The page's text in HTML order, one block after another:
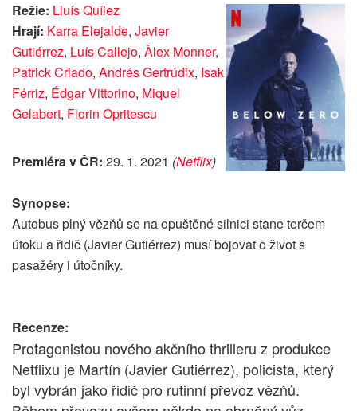
Režie: Lluís Quílez
Hrají: Karra Elejalde, Javier
Gutiérrez, Luís Callejo, Àlex Monner,
Patrick Criado, Andrés Gertrúdix, Isak
Férriz, Édgar Vittorino, Miquel
Gelabert, Florin Opritescu
Premiéra v ČR: 29. 1. 2021 (Netflix)
Synopse:
Autobus plný vězňů se na opuštěné silnici stane terčem
útoku a řidič (Javier Gutiérrez) musí bojovat o život s
pasažéry i útočníky.
Recenze:
Protagonistou nového akčního thrilleru z produkce
Netflixu je Martín (Javier Gutiérrez), policista, který
byl vybrán jako řidič pro rutinní převoz vězňů.